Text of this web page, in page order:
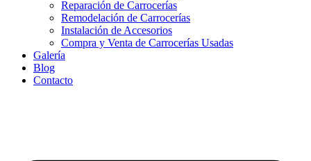
Reparación de Carrocerías
Remodelación de Carrocerías
Instalación de Accesorios
Compra y Venta de Carrocerías Usadas
Galería
Blog
Contacto